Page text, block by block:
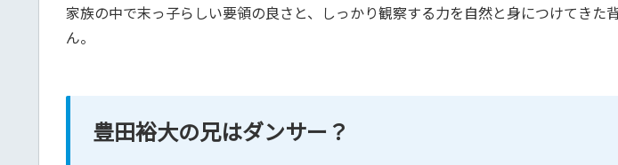
家族の中で末っ子らしい要領の良さと、しっかり観察する力を自然と身につけてき
ん。
豊田裕大の兄はダンサー？